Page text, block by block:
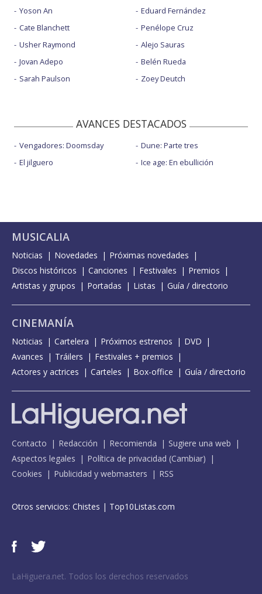
Yoson An
Cate Blanchett
Usher Raymond
Jovan Adepo
Sarah Paulson
Eduard Fernández
Penélope Cruz
Alejo Sauras
Belén Rueda
Zoey Deutch
AVANCES DESTACADOS
Vengadores: Doomsday
El jilguero
Dune: Parte tres
Ice age: En ebullición
MUSICALIA
Noticias Novedades
Próximas novedades
Discos históricos
Canciones Festivales
Premios
Artistas y grupos
Portadas Listas Guía / directorio
CINEMANÍA
Noticias Cartelera Próximos estrenos
DVD
Avances
Tráilers
Festivales + premios
Actores y actrices
Carteles Box-office Guía / directorio
Contacto Redacción Recomienda
Sugiere una web
Aspectos legales
Política de privacidad (Cambiar)
Cookies
Publicidad y webmasters RSS
Otros servicios: Chistes | Top10Listas.com
LaHiguera.net. Todos los derechos reservados